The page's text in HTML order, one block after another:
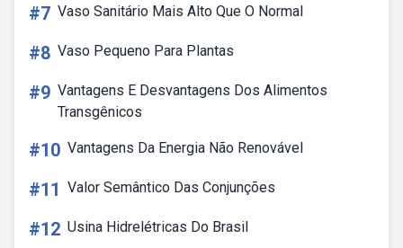
#7 Vaso Sanitário Mais Alto Que O Normal
#8 Vaso Pequeno Para Plantas
#9 Vantagens E Desvantagens Dos Alimentos
Transgênicos
#10 Vantagens Da Energia Não Renovável
#11 Valor Semântico Das Conjunções
#12 Usina Hidrelétricas Do Brasil